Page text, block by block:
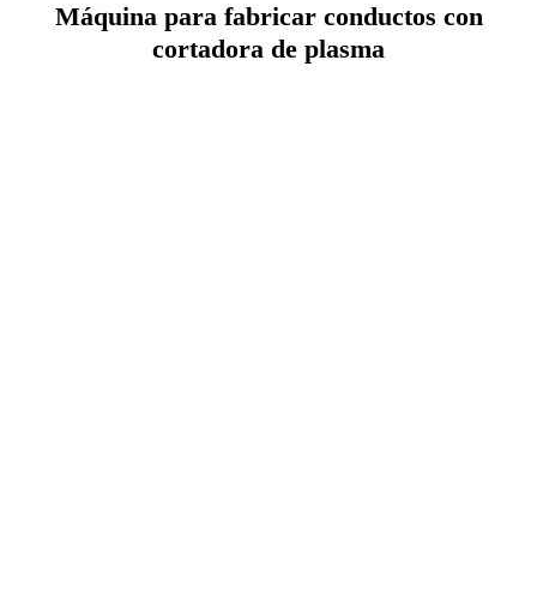
Máquina para fabricar conductos con
cortadora de plasma